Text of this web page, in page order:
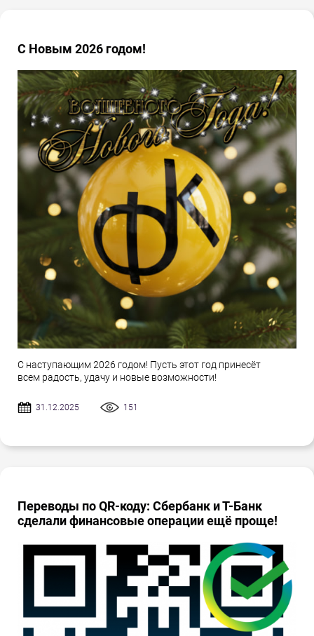
С Новым 2026 годом!
С наступающим 2026 годом! Пусть этот год принесёт
всем радость, удачу и новые возможности!
31.12.2025 151
Переводы по QR-коду: Сбербанк и Т-Банк
сделали финансовые операции ещё проще!